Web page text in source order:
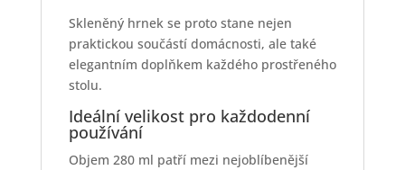
Skleněný hrnek se proto stane nejen
praktickou součástí domácnosti, ale také
elegantním doplňkem každého prostřeného
stolu.
Ideální velikost pro každodenní
používání
Objem 280 ml patří mezi nejoblíbenější